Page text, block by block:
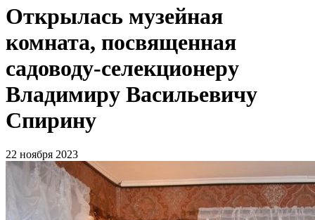
Открылась музейная
комната, посвященная
садоводу-селекционеру
Владимиру Васильевичу
Спирину
22 ноября 2023